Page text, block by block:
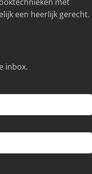
een heerlijk gerecht.
inbox.